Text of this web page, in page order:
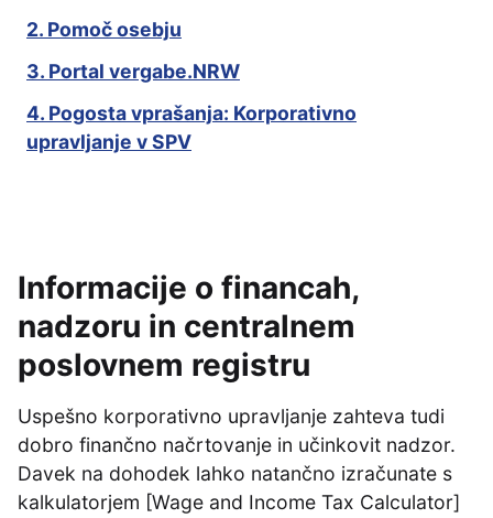
Informacije o financah,
nadzoru in centralnem
poslovnem registru
Uspešno korporativno upravljanje zahteva tudi
dobro finančno načrtovanje in učinkovit nadzor.
Davek na dohodek lahko natančno izračunate s
kalkulatorjem [Wage and Income Tax Calculator]
2. Pomoč osebju
3. Portal vergabe.NRW
4. Pogosta vprašanja: Korporativno
upravljanje v SPV